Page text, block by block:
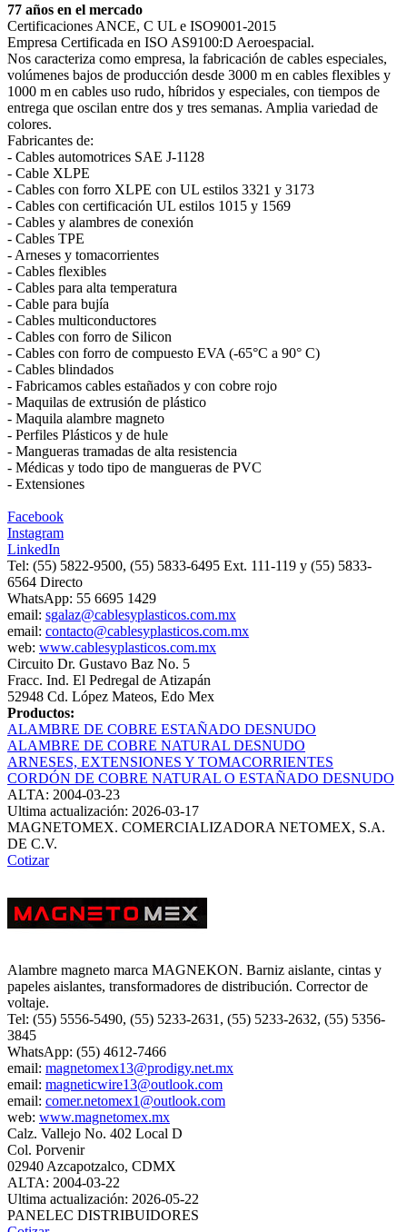
77 años en el mercado
Certificaciones ANCE, C UL e ISO9001-2015
Empresa Certificada en ISO AS9100:D Aeroespacial.
Nos caracteriza como empresa, la fabricación de cables especiales,
volúmenes bajos de producción desde 3000 m en cables flexibles y
1000 m en cables uso rudo, híbridos y especiales, con tiempos de
entrega que oscilan entre dos y tres semanas. Amplia variedad de
colores.
Fabricantes de:
- Cables automotrices SAE J-1128
- Cable XLPE
- Cables con forro XLPE con UL estilos 3321 y 3173
- Cables con certificación UL estilos 1015 y 1569
- Cables y alambres de conexión
- Cables TPE
- Arneses y tomacorrientes
- Cables flexibles
- Cables para alta temperatura
- Cable para bujía
- Cables multiconductores
- Cables con forro de Silicon
- Cables con forro de compuesto EVA (-65°C a 90° C)
- Cables blindados
- Fabricamos cables estañados y con cobre rojo
- Maquilas de extrusión de plástico
- Maquila alambre magneto
- Perfiles Plásticos y de hule
- Mangueras tramadas de alta resistencia
- Médicas y todo tipo de mangueras de PVC
- Extensiones
Facebook
Instagram
LinkedIn
Tel: (55) 5822-9500, (55) 5833-6495 Ext. 111-119 y (55) 5833-
6564 Directo
WhatsApp: 55 6695 1429
email: sgalaz@cablesyplasticos.com.mx
email: contacto@cablesyplasticos.com.mx
web: www.cablesyplasticos.com.mx
Circuito Dr. Gustavo Baz No. 5
Fracc. Ind. El Pedregal de Atizapán
52948 Cd. López Mateos, Edo Mex
Productos:
ALAMBRE DE COBRE ESTAÑADO DESNUDO
ALAMBRE DE COBRE NATURAL DESNUDO
ARNESES, EXTENSIONES Y TOMACORRIENTES
CORDÓN DE COBRE NATURAL O ESTAÑADO DESNUDO
ALTA: 2004-03-23
Ultima actualización: 2026-03-17
MAGNETOMEX. COMERCIALIZADORA NETOMEX, S.A.
DE C.V.
Cotizar
Alambre magneto marca MAGNEKON. Barniz aislante, cintas y
papeles aislantes, transformadores de distribución. Corrector de
voltaje.
Tel: (55) 5556-5490, (55) 5233-2631, (55) 5233-2632, (55) 5356-
3845
WhatsApp: (55) 4612-7466
email: magnetomex13@prodigy.net.mx
email: magneticwire13@outlook.com
email: comer.netomex1@outlook.com
web: www.magnetomex.mx
Calz. Vallejo No. 402 Local D
Col. Porvenir
02940 Azcapotzalco, CDMX
ALTA: 2004-03-22
Ultima actualización: 2026-05-22
PANELEC DISTRIBUIDORES